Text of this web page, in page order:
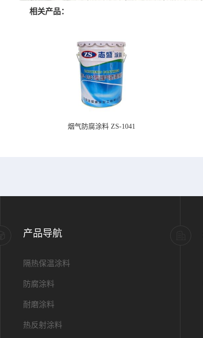
相关产品：
烟气防腐涂料 ZS-1041
产品导航
隔热保温涂料
防腐涂料
耐磨涂料
热反射涂料